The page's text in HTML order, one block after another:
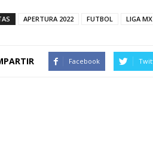
APERTURA 2022 FUTBOL LIGA MX
Facebook